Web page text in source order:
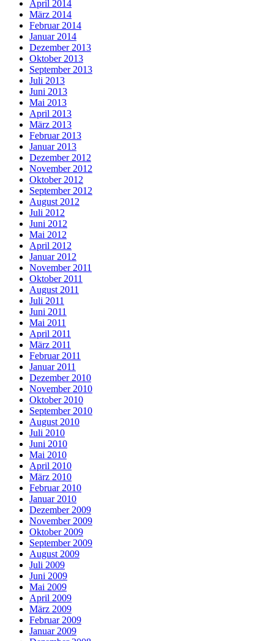
April 2014
März 2014
Februar 2014
Januar 2014
Dezember 2013
Oktober 2013
September 2013
Juli 2013
Juni 2013
Mai 2013
April 2013
März 2013
Februar 2013
Januar 2013
Dezember 2012
November 2012
Oktober 2012
September 2012
August 2012
Juli 2012
Juni 2012
Mai 2012
April 2012
Januar 2012
November 2011
Oktober 2011
August 2011
Juli 2011
Juni 2011
Mai 2011
April 2011
März 2011
Februar 2011
Januar 2011
Dezember 2010
November 2010
Oktober 2010
September 2010
August 2010
Juli 2010
Juni 2010
Mai 2010
April 2010
März 2010
Februar 2010
Januar 2010
Dezember 2009
November 2009
Oktober 2009
September 2009
August 2009
Juli 2009
Juni 2009
Mai 2009
April 2009
März 2009
Februar 2009
Januar 2009